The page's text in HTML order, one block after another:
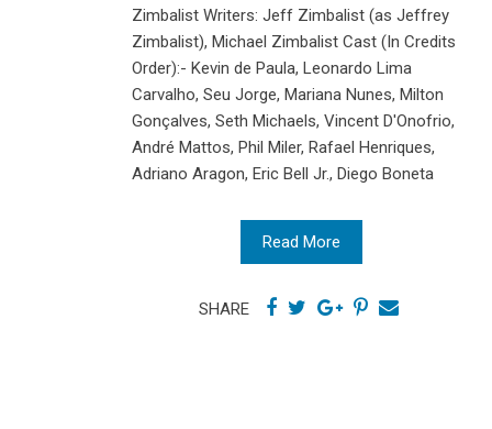
Zimbalist Writers: Jeff Zimbalist (as Jeffrey
Zimbalist), Michael Zimbalist Cast (In Credits
Order):- Kevin de Paula, Leonardo Lima
Carvalho, Seu Jorge, Mariana Nunes, Milton
Gonçalves, Seth Michaels, Vincent D'Onofrio,
André Mattos, Phil Miler, Rafael Henriques,
Adriano Aragon, Eric Bell Jr., Diego Boneta
Read More
SHARE